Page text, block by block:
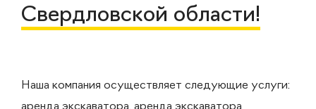
Свердловской области!
Наша компания осуществляет следующие услуги: